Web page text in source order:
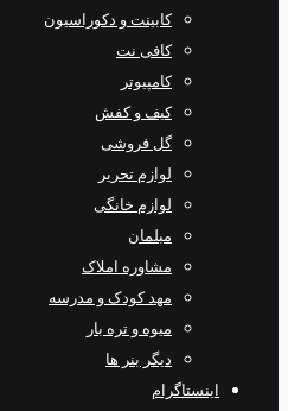
کابینت و دکوراسیون
کافی نت
کامپیوتر
کیف و کفش
گل فروشی
لوازم تحریر
لوازم خانگی
مبلمان
مشاوره املاک
مهد کودک و مدرسه
میوه و تره بار
دیگر بنر ها
اینستاگرام